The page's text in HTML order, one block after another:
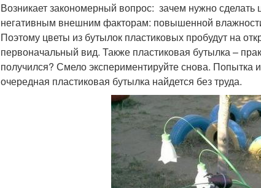
Возникает закономерный вопрос: зачем нужно сделать
негативным внешним факторам: повышенной
Поэтому цветы из бутылок пластиковых пробудут на
первоначальный вид. Также пластиковая бутылка –
получился? Смело экспериментируйте снова. Попытка
очередная пластиковая бутылка найдется без труда.